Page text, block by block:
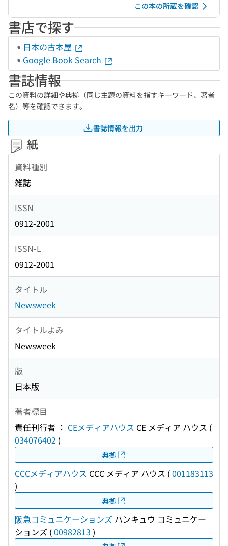
この本の所蔵を確認
書店で探す
日本の古本屋
Google Book Search
書誌情報
この資料の詳細や典拠（同じ主題の資料を指すキーワード、著者
名）等を確認できます。
書誌情報を出力
紙
資料種別
雑誌
ISSN
0912-2001
ISSN-L
0912-2001
タイトル
Newsweek
タイトルよみ
Newsweek
版
日本版
著者標目
責任刊行者 ： CEメディアハウス CE メディア ハウス (
034076402 )
典拠
CCCメディアハウス CCC メディア ハウス (001183113
)
典拠
阪急コミュニケーションズ ハンキュウ コミュニケー
ションズ (00982813 )